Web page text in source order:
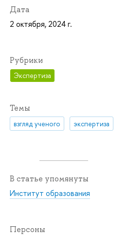
Дата
2 октября, 2024 г.
Рубрики
Экспертиза
Темы
взгляд ученого экспертиза
В статье упомянуты
Институт образования
Персоны